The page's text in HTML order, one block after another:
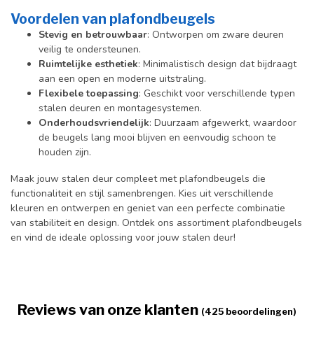
Voordelen van plafondbeugels
Stevig en betrouwbaar: Ontworpen om zware deuren
veilig te ondersteunen.
Ruimtelijke esthetiek: Minimalistisch design dat bijdraagt
aan een open en moderne uitstraling.
Flexibele toepassing: Geschikt voor verschillende typen
stalen deuren en montagesystemen.
Onderhoudsvriendelijk: Duurzaam afgewerkt, waardoor
de beugels lang mooi blijven en eenvoudig schoon te
houden zijn.
Maak jouw stalen deur compleet met plafondbeugels die
functionaliteit en stijl samenbrengen. Kies uit verschillende
kleuren en ontwerpen en geniet van een perfecte combinatie
van stabiliteit en design. Ontdek ons assortiment plafondbeugels
en vind de ideale oplossing voor jouw stalen deur!
Reviews van onze klanten (425 beoordelingen)